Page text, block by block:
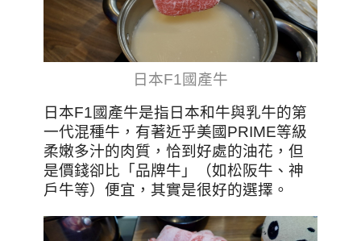
日本F1國產牛
日本F1國產牛是指日本和牛與乳牛的第
一代混種牛，有著近乎美國PRIME等級
柔嫩多汁的肉質，恰到好處的油花，但
是價錢卻比「品牌牛」（如松阪牛、神
戶牛等）便宜，其實是很好的選擇。